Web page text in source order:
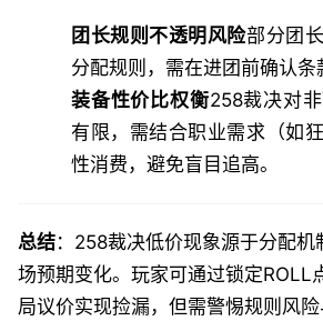
团长规则不透明风险部分团
分配规则，需在进团前确认条
装备性价比权衡258裁决对
有限，需结合职业需求（如
性消费，避免盲目追高。
总结：258裁决低价现象源于分配机
场预期变化。玩家可通过锁定ROLL
局议价实现捡漏，但需警惕规则风